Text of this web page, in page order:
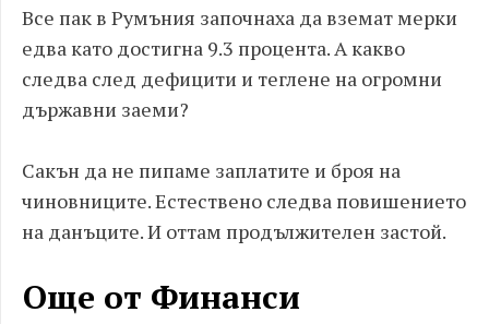
Все пак в Румъния започнаха да вземат мерки
едва като достигна 9.3 процента. А какво
следва след дефицити и теглене на огромни
държавни заеми?
Сакън да не пипаме заплатите и броя на
чиновниците. Естествено следва повишението
на данъците. И оттам продължителен застой.
Още от Финанси